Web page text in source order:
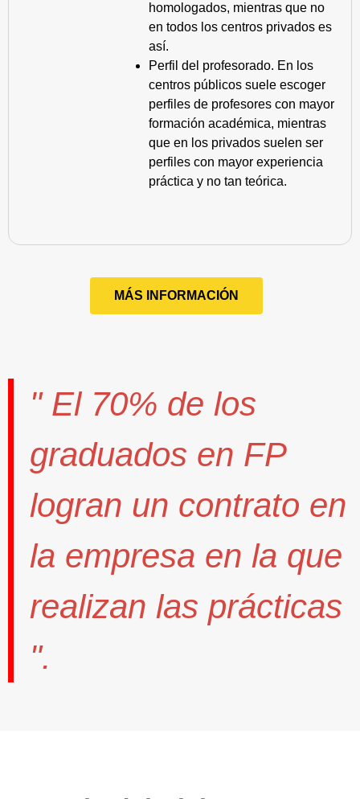
homologados, mientras que no
en todos los centros privados es
así.
Perfil del profesorado. En los
centros públicos suele escoger
perfiles de profesores con mayor
formación académica, mientras
que en los privados suelen ser
perfiles con mayor experiencia
práctica y no tan teórica.
MÁS INFORMACIÓN
" El 70% de los
graduados en FP
logran un contrato en
la empresa en la que
realizan las prácticas
".